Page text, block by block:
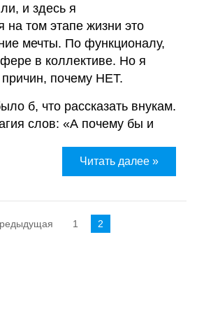
и здесь я
на том этапе жизни это
мечты. По функционалу,
в коллективе. Но я
почему НЕТ.
б, что рассказать внукам.
слов: «А почему бы и
Читать далее »
1 2